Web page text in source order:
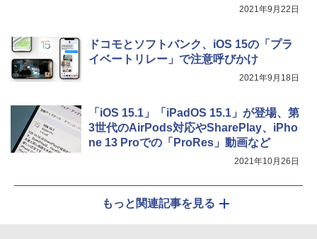
2021年9月22日
ドコモとソフトバンク、iOS 15の「プラ
イベートリレー」で注意呼びかけ
2021年9月18日
「iOS 15.1」「iPadOS 15.1」が登場、第
3世代のAirPods対応やSharePlay、iPho
ne 13 Proでの「ProRes」動画など
2021年10月26日
もっと関連記事を見る